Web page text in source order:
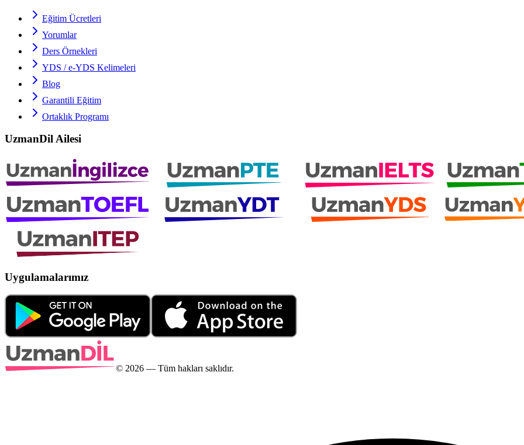
Eğitim Ücretleri
Yorumlar
Ders Örnekleri
YDS / e-YDS Kelimeleri
Blog
Garantili Eğitim
Ortaklık Programı
UzmanDil Ailesi
Uygulamalarımız
© 2026 — Tüm hakları saklıdır.